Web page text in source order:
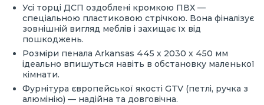
Усі торці ДСП оздоблені кромкою ПВХ —
спеціальною пластиковою стрічкою. Вона фіналізує
зовнішній вигляд меблів і захищає їх від
пошкоджень.
Розміри пенала Arkansas 445 х 2030 х 450 мм
ідеально впишуться навіть в обстановку маленької
кімнати.
Фурнітура європейської якості GTV (петлі, ручка з
алюмінію) — надійна та довговічна.